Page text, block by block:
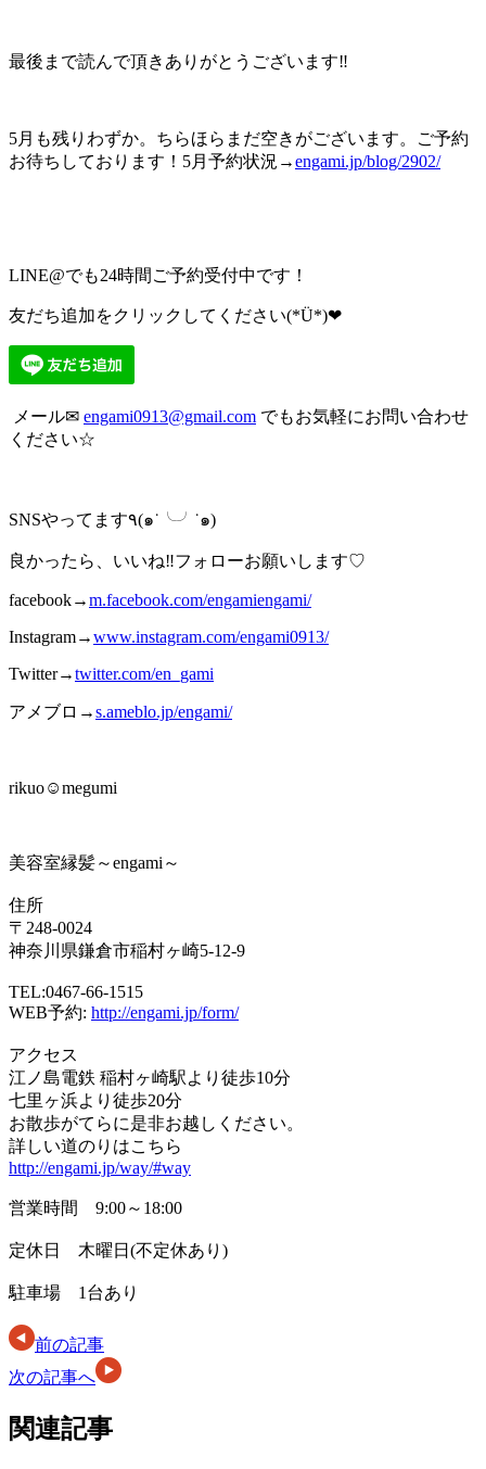
最後まで読んで頂きありがとうございます‼︎
5月も残りわずか。ちらほらまだ空きがございます。ご予約
お待ちしております！5月予約状況→engami.jp/blog/2902/
LINE@でも24時間ご予約受付中です！
友だち追加をクリックしてください(*Ü*)❤︎
メール✉︎ engami0913@gmail.com でもお気軽にお問い合わせ
ください☆
SNSやってます٩(๑˙╰╯˙๑)
良かったら、いいね‼︎フォローお願いします♡
facebook→m.facebook.com/engamiengami/
Instagram→www.instagram.com/engami0913/
Twitter→twitter.com/en_gami
アメブロ→s.ameblo.jp/engami/
rikuo☺︎megumi
美容室縁髪～engami～
住所
〒248-0024
神奈川県鎌倉市稲村ヶ崎5-12-9
TEL:0467-66-1515
WEB予約: http://engami.jp/form/
アクセス
江ノ島電鉄 稲村ヶ崎駅より徒歩10分
七里ヶ浜より徒歩20分
お散歩がてらに是非お越しください。
詳しい道のりはこちら
http://engami.jp/way/#way
営業時間 9:00～18:00
定休日 木曜日(不定休あり)
駐車場 1台あり
前の記事
次の記事へ
関連記事